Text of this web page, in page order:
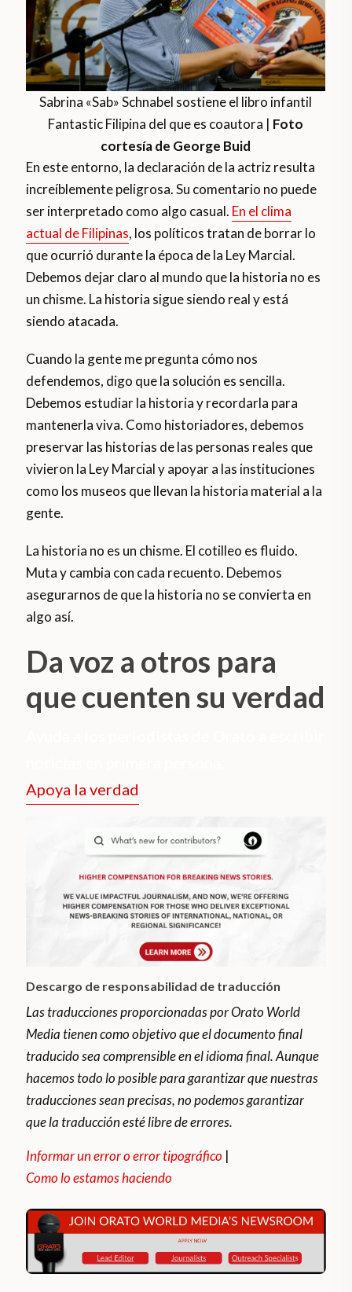
Sabrina «Sab» Schnabel sostiene el libro infantil
Fantastic Filipina del que es coautora | Foto
cortesía de George Buid
En este entorno, la declaración de la actriz resulta
increíblemente peligrosa. Su comentario no puede
ser interpretado como algo casual. En el clima
actual de Filipinas, los políticos tratan de borrar lo
que ocurrió durante la época de la Ley Marcial.
Debemos dejar claro al mundo que la historia no es
un chisme. La historia sigue siendo real y está
siendo atacada.
Cuando la gente me pregunta cómo nos
defendemos, digo que la solución es sencilla.
Debemos estudiar la historia y recordarla para
mantenerla viva. Como historiadores, debemos
preservar las historias de las personas reales que
vivieron la Ley Marcial y apoyar a las instituciones
como los museos que llevan la historia material a la
gente.
La historia no es un chisme. El cotilleo es fluido.
Muta y cambia con cada recuento. Debemos
asegurarnos de que la historia no se convierta en
algo así.
Da voz a otros para
que cuenten su verdad
Apoya la verdad
Descargo de responsabilidad de traducción
Las traducciones proporcionadas por Orato World
Media tienen como objetivo que el documento final
traducido sea comprensible en el idioma final. Aunque
hacemos todo lo posible para garantizar que nuestras
traducciones sean precisas, no podemos garantizar
que la traducción esté libre de errores.
Informar un error o error tipográfico |
Como lo estamos haciendo